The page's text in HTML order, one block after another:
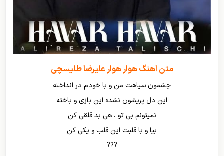
متن اهنگ هوار هوار علیرضا طلیسچی
چشمون سیاهت من و با خودم در انداخته
این دل پریشون نشده این بازی و باخته
نمیتونم بی تو ، هی بد قلقی کن
بیا و با قلبت این قلب و یکی کن
???